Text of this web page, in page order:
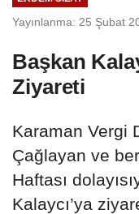
Yayınlanma: 25 Şubat
Başkan
Ziyareti
Karaman Vergi
Çağlayan ve
Haftası
Kalaycı’ya